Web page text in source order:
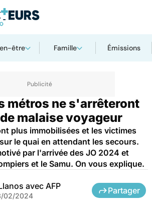
être Famille Émissions
métros ne s'arrêteront
malaise voyageur
plus immobilisées et les victimes
le quai en attendant les secours.
par l'arrivée des JO 2024 et
et le Samu. On vous explique.
avec AFP
02/2024
Partager